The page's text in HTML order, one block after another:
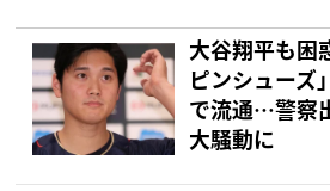
大谷翔平も困
ピンシューズ
で流通…警察
大騒動に